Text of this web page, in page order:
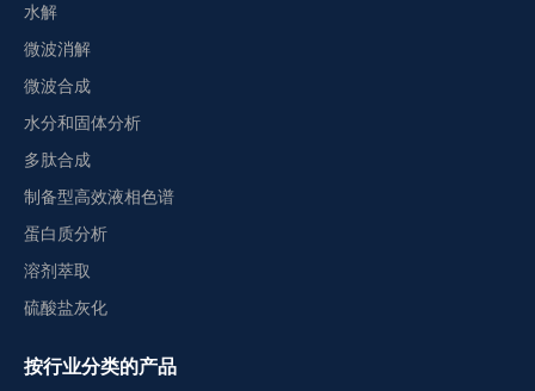
水解
微波消解
微波合成
水分和固体分析
多肽合成
制备型高效液相色谱
蛋白质分析
溶剂萃取
硫酸盐灰化
按行业分类的产品